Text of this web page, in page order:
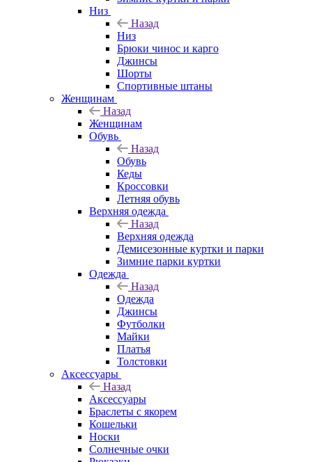
Низ
Назад
Низ
Брюки чинос и карго
Джинсы
Шорты
Спортивные штаны
Женщинам
Назад
Женщинам
Обувь
Назад
Обувь
Кеды
Кроссовки
Летняя обувь
Верхняя одежда
Назад
Верхняя одежда
Демисезонные куртки и парки
Зимние парки куртки
Одежда
Назад
Одежда
Джинсы
Футболки
Майки
Платья
Толстовки
Аксессуары
Назад
Аксессуары
Браслеты с якорем
Кошельки
Носки
Солнечные очки